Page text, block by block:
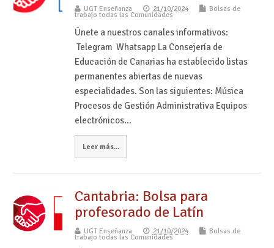
UGT Enseñanza 21/10/2024 Bolsas de
trabajo todas las Comunidades
Únete a nuestros canales informativos:
Telegram Whatsapp La Consejería de
Educación de Canarias ha establecido listas
permanentes abiertas de nuevas
especialidades. Son las siguientes: Música
Procesos de Gestión Administrativa Equipos
electrónicos…
Leer más...
Cantabria: Bolsa para
profesorado de Latín
UGT Enseñanza 21/10/2024 Bolsas de
trabajo todas las Comunidades